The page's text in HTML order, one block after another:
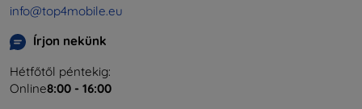
info@top4mobile.eu
Írjon nekünk
Hétfőtől péntekig:
Online8:00 - 16:00